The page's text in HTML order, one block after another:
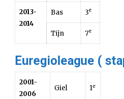
2013-
2014
Bas 3e
Tijn 7e
Euregioleague (
2001-
2006
Giel 1e